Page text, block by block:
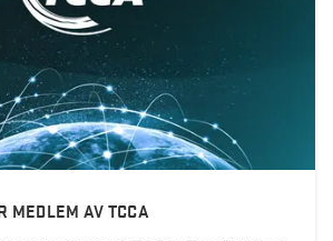
MEDLEM AV TCCA